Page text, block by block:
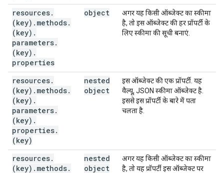
resources.
(key) . methods.
(key) .
parameters.
(key) .
properties
object
अगर यह किसी ऑब्जेक्ट का स्कीमा
है, तो इस ऑब्जेक्ट की हर प्रॉपर्टी के
लिए स्कीमा की सूची बनाएं.
resources.
(key) . methods.
(key) .
parameters.
(key) .
properties.
(key)
nested
object
इस ऑब्जेक्ट की एक प्रॉपर्टी. यह
वैल्यू, JSON स्कीमा ऑब्जेक्ट है.
इससे इस प्रॉपर्टी के बारे में पता
चलता है.
resources.
(key) . methods.
nested
object
अगर यह किसी ऑब्जेक्ट का स्कीमा
है, तो यह प्रॉपर्टी इस ऑब्जेक्ट पर